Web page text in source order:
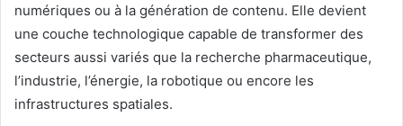
numériques ou à la génération de contenu. Elle devient
une couche technologique capable de transformer des
secteurs aussi variés que la recherche pharmaceutique,
l’industrie, l’énergie, la robotique ou encore les
infrastructures spatiales.